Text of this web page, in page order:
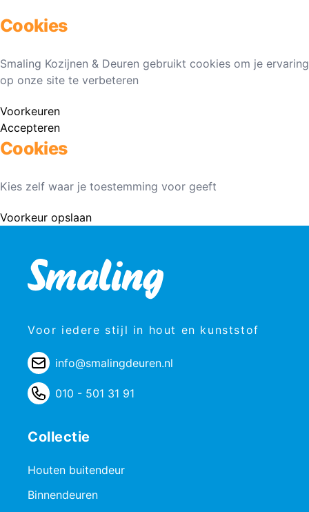
Cookies
Smaling Kozijnen & Deuren gebruikt cookies om je ervaring
op onze site te verbeteren
Voorkeuren
Accepteren
Cookies
Kies zelf waar je toestemming voor geeft
Voorkeur opslaan
Voor iedere stijl in hout en kunststof
info@smalingdeuren.nl
010 - 501 31 91
Collectie
Houten buitendeur
Binnendeuren